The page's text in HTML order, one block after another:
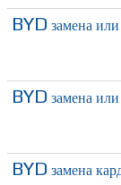
BYD замена
BYD замена
BYD замена